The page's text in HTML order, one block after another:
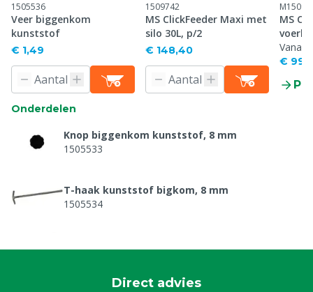
1505536
Veer biggenkom
kunststof
€ 1,49
1509742
MS ClickFeeder Maxi met
silo 30L, p/2
€ 148,40
MS
p/10)
Vanaf
€
Onderdelen
Knop biggenkom kunststof, 8 mm
1505533
T-haak kunststof bigkom, 8 mm
1505534
Direct advies